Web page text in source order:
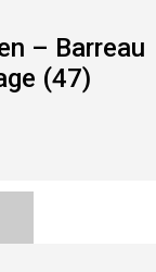
– Barreau
(47)